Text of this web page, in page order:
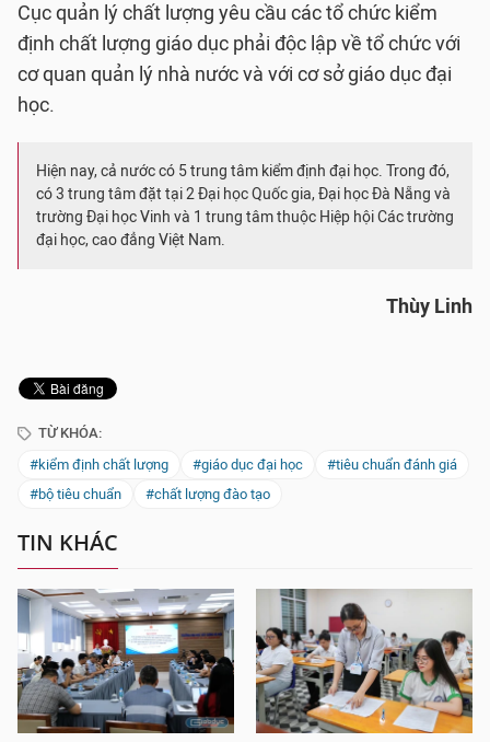
Cục quản lý chất lượng yêu cầu các tổ chức kiểm
định chất lượng giáo dục phải độc lập về tổ chức với
cơ quan quản lý nhà nước và với cơ sở giáo dục đại
học.
Hiện nay, cả nước có 5 trung tâm kiểm định đại học. Trong đó,
có 3 trung tâm đặt tại 2 Đại học Quốc gia, Đại học Đà Nẵng và
trường Đại học Vinh và 1 trung tâm thuộc Hiệp hội Các trường
đại học, cao đẳng Việt Nam.
Thùy Linh
TỪ KHÓA:
#kiểm định chất lượng
#giáo dục đại học
#tiêu chuẩn đánh giá
#bộ tiêu chuẩn
#chất lượng đào tạo
TIN KHÁC